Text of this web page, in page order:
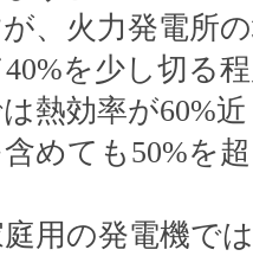
、火力発電所
を少し切る
熱効率が60%
めても50%を
用の発電機で